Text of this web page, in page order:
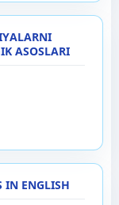
ASOSLARI
IN ENGLISH